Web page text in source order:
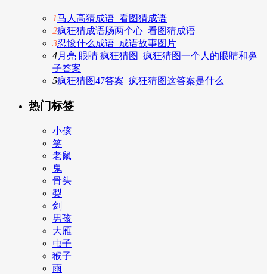
1马人高猜成语_看图猜成语
2疯狂猜成语肠两个心_看图猜成语
3忍悛什么成语_成语故事图片
4月亮 眼睛 疯狂猜图_疯狂猜图一个人的眼睛和鼻
子答案
5疯狂猜图47答案_疯狂猜图这答案是什么
热门标签
小孩
笑
老鼠
鬼
骨头
梨
剑
男孩
大雁
虫子
猴子
雨